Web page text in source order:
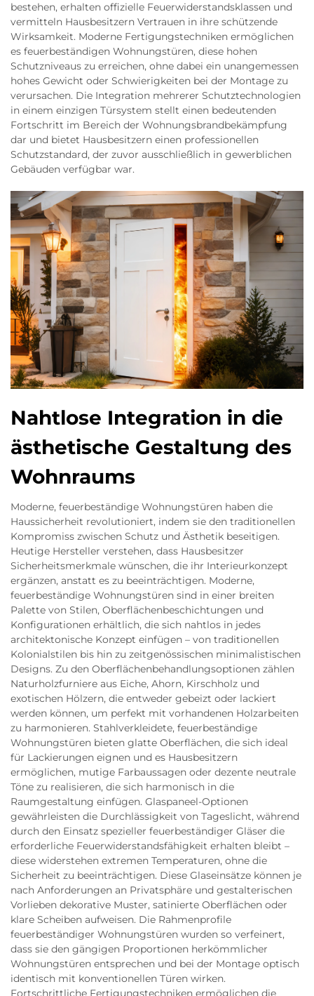
bestehen, erhalten offizielle Feuerwiderstandsklassen und
vermitteln Hausbesitzern Vertrauen in ihre schützende
Wirksamkeit. Moderne Fertigungstechniken ermöglichen
es feuerbeständigen Wohnungstüren, diese hohen
Schutzniveaus zu erreichen, ohne dabei ein unangemessen
hohes Gewicht oder Schwierigkeiten bei der Montage zu
verursachen. Die Integration mehrerer Schutztechnologien
in einem einzigen Türsystem stellt einen bedeutenden
Fortschritt im Bereich der Wohnungsbrandbekämpfung
dar und bietet Hausbesitzern einen professionellen
Schutzstandard, der zuvor ausschließlich in gewerblichen
Gebäuden verfügbar war.
Nahtlose Integration in die
ästhetische Gestaltung des
Wohnraums
Moderne, feuerbeständige Wohnungstüren haben die
Haussicherheit revolutioniert, indem sie den traditionellen
Kompromiss zwischen Schutz und Ästhetik beseitigen.
Heutige Hersteller verstehen, dass Hausbesitzer
Sicherheitsmerkmale wünschen, die ihr Interieurkonzept
ergänzen, anstatt es zu beeinträchtigen. Moderne,
feuerbeständige Wohnungstüren sind in einer breiten
Palette von Stilen, Oberflächenbeschichtungen und
Konfigurationen erhältlich, die sich nahtlos in jedes
architektonische Konzept einfügen – von traditionellen
Kolonialstilen bis hin zu zeitgenössischen minimalistischen
Designs. Zu den Oberflächenbehandlungsoptionen zählen
Naturholzfurniere aus Eiche, Ahorn, Kirschholz und
exotischen Hölzern, die entweder gebeizt oder lackiert
werden können, um perfekt mit vorhandenen Holzarbeiten
zu harmonieren. Stahlverkleidete, feuerbeständige
Wohnungstüren bieten glatte Oberflächen, die sich ideal
für Lackierungen eignen und es Hausbesitzern
ermöglichen, mutige Farbaussagen oder dezente neutrale
Töne zu realisieren, die sich harmonisch in die
Raumgestaltung einfügen. Glaspaneel-Optionen
gewährleisten die Durchlässigkeit von Tageslicht, während
durch den Einsatz spezieller feuerbeständiger Gläser die
erforderliche Feuerwiderstandsfähigkeit erhalten bleibt –
diese widerstehen extremen Temperaturen, ohne die
Sicherheit zu beeinträchtigen. Diese Glaseinsätze können je
nach Anforderungen an Privatsphäre und gestalterischen
Vorlieben dekorative Muster, satinierte Oberflächen oder
klare Scheiben aufweisen. Die Rahmenprofile
feuerbeständiger Wohnungstüren wurden so verfeinert,
dass sie den gängigen Proportionen herkömmlicher
Wohnungstüren entsprechen und bei der Montage optisch
identisch mit konventionellen Türen wirken.
Fortschrittliche Fertigungstechniken ermöglichen die